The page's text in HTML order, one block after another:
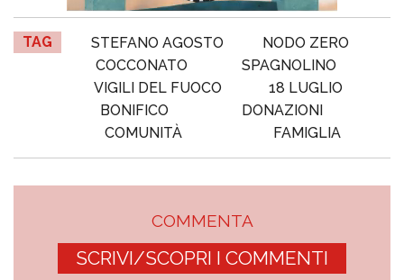
TAG STEFANO AGOSTO
NODO ZERO
COCCONATO
SPAGNOLINO
VIGILI DEL FUOCO
18 LUGLIO
BONIFICO
DONAZIONI
COMUNITÀ
FAMIGLIA
COMMENTA
SCRIVI/SCOPRI I COMMENTI